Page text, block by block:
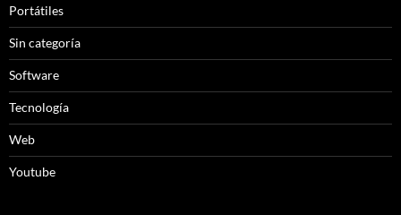
Portátiles
Sin categoría
Software
Tecnología
Web
Youtube